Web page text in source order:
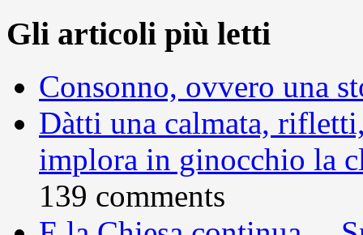
Gli articoli più letti
Consonno, ovvero una
Dàtti una calmata,
implora in ginocchio la
139 comments